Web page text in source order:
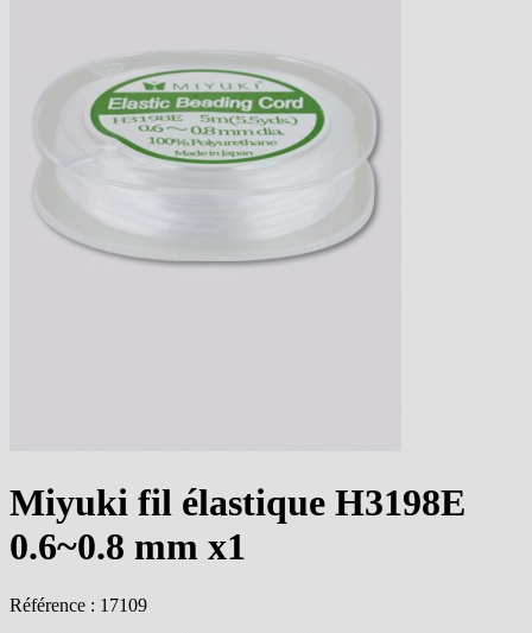
Miyuki fil élastique H3198E
0.6~0.8 mm x1
Référence : 17109